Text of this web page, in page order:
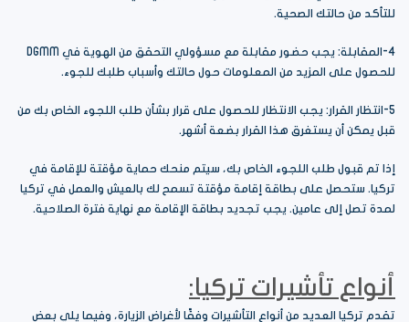
للتأكد من حالتك الصحية.
4-المقابلة: يجب حضور مقابلة مع مسؤولي التحقق من الهوية في DGMM
للحصول على المزيد من المعلومات حول حالتك وأسباب طلبك للجوء.
5-انتظار القرار: يجب الانتظار للحصول على قرار بشأن طلب اللجوء الخاص بك من
قبل يمكن أن يستغرق هذا القرار بضعة أشهر.
إذا تم قبول طلب اللجوء الخاص بك، سيتم منحك حماية مؤقتة للإقامة في
تركيا. ستحصل على بطاقة إقامة مؤقتة تسمح لك بالعيش والعمل في تركيا
لمدة تصل إلى عامين. يجب تجديد بطاقة الإقامة مع نهاية فترة الصلاحية.
أنواع تأشيرات تركيا:
تقدم تركيا العديد من أنواع التأشيرات وفقًا لأغراض الزيارة، وفيما يلي بعض